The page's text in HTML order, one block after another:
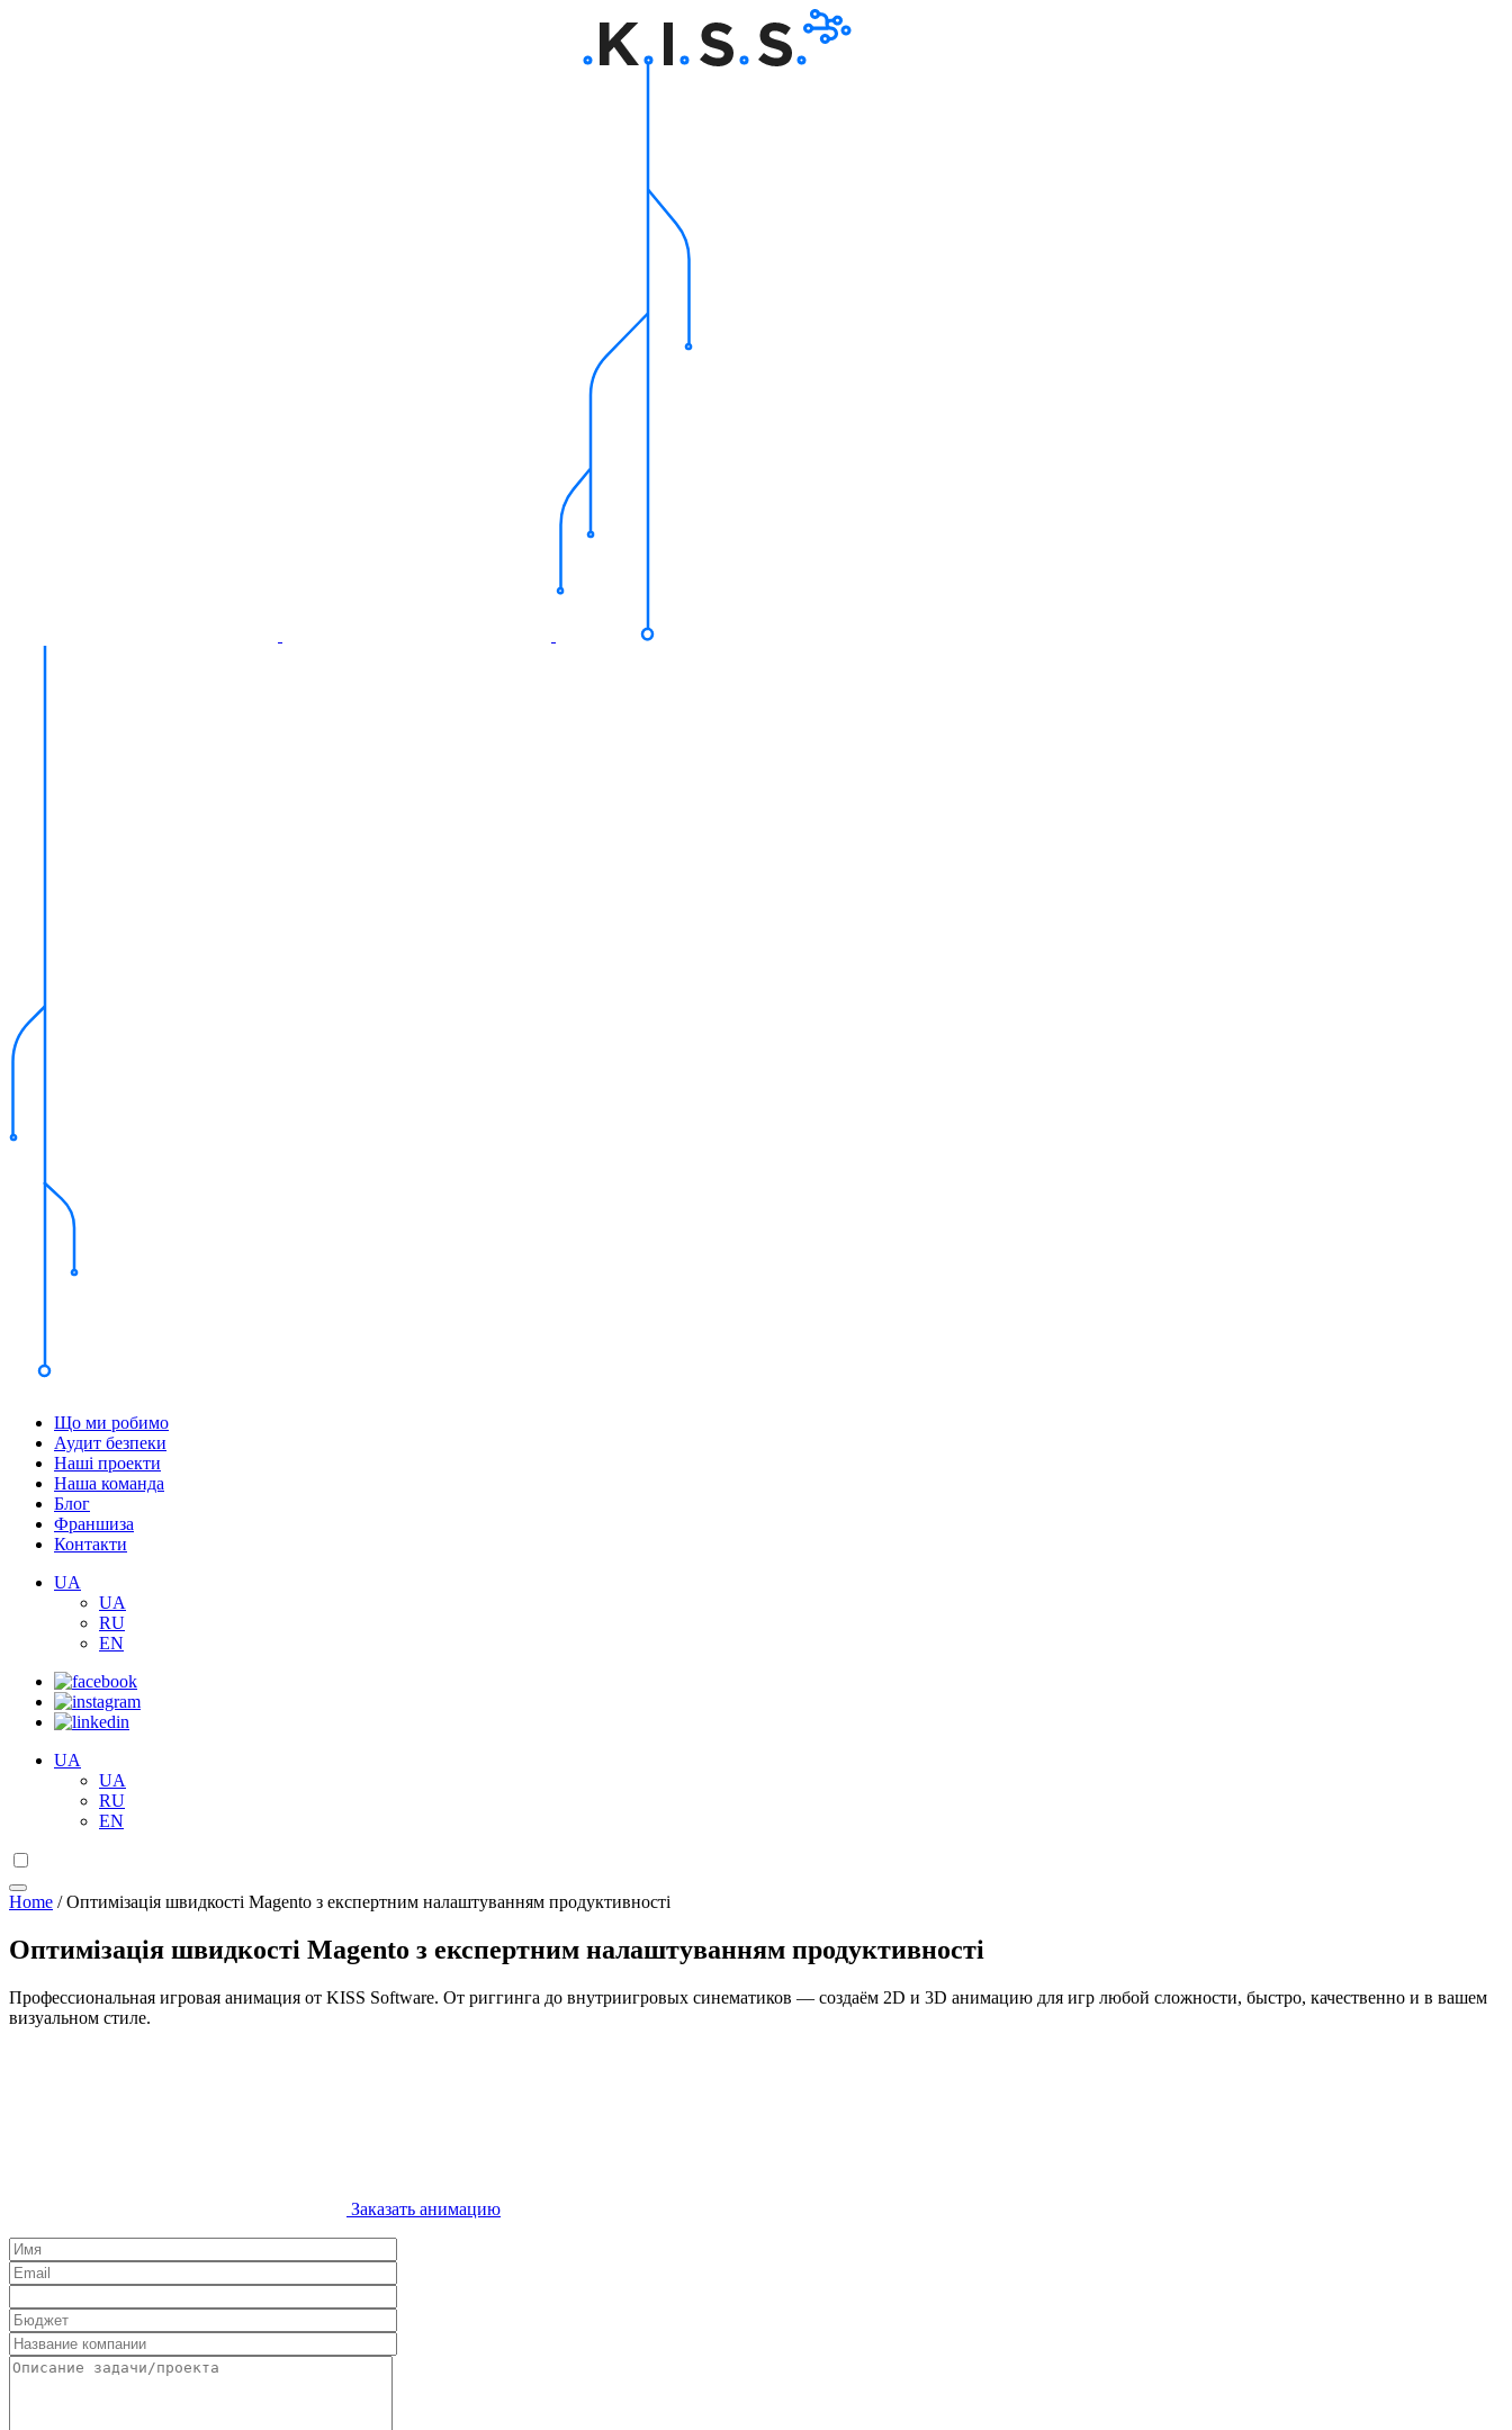
Що ми робимо
Аудит безпеки
Наші проекти
Наша команда
Блог
Франшиза
Контакти
UA
UA
RU
EN
UA
UA
RU
EN
Home /Оптимізація швидкості Magento з експертним налаштуванням продуктивності
Оптимізація швидкості Magento з експертним налаштуванням продуктивності
Профессиональная игровая анимация от KISS Software. От риггинга до внутриигровых синематиков — создаём 2D и 3D анимацию для игр любой сложности, быстро, качественно и в вашем
визуальном стиле.
Заказать анимацию